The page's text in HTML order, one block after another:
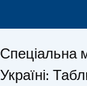
Спеціальна
Україні: